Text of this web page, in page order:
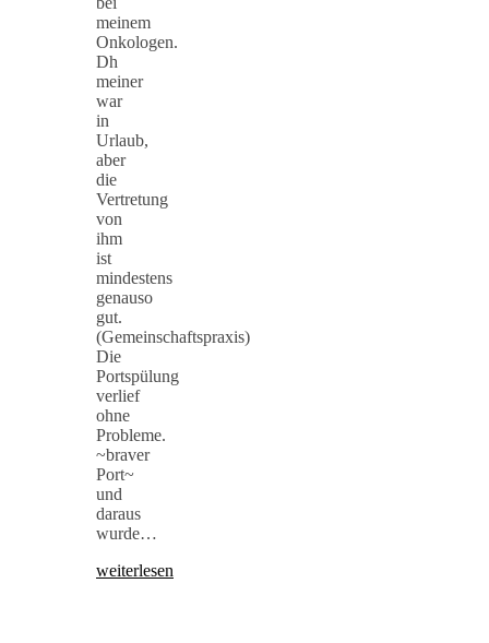
meinem
Onkologen.
Dh
meiner
war
in
Urlaub,
aber
die
Vertretung
von
ihm
ist
mindestens
genauso
gut.
(Gemeinschaftspraxis)
Die
Portspülung
verlief
ohne
Probleme.
~braver
Port~
und
daraus
wurde…
weiterlesen